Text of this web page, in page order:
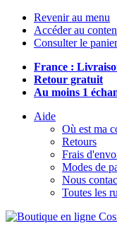
Revenir au menu
Accéder au
Consulter le panier
France :
Retour gratuit
Au moins 1
Aide
Où est ma
Retours
Frais
Modes de
Nous
Toutes les